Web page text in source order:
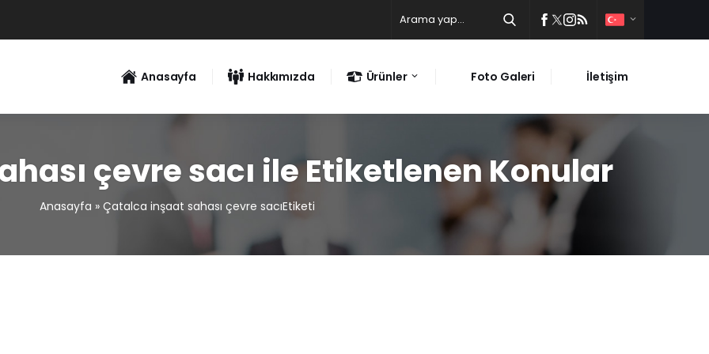
Anasayfa Hakkımızda Ürünler Foto Galeri İletişim
çevre sacı ile Etiketlenen Konular
Anasayfa » Çatalca inşaat sahası çevre sacıEtiketi